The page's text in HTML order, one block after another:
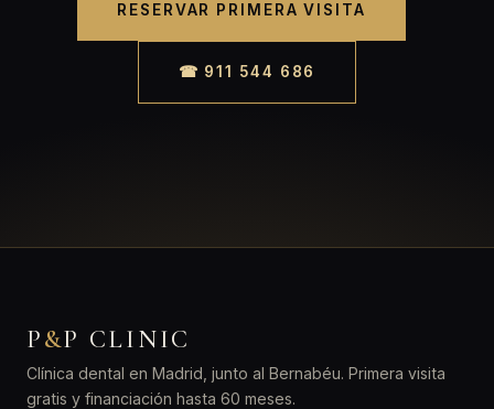
RESERVAR PRIMERA VISITA
☎ 911 544 686
P&P CLINIC
Clínica dental en Madrid, junto al Bernabéu. Primera visita
gratis y financiación hasta 60 meses.